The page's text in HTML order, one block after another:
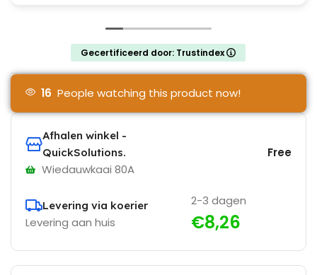
Gecertificeerd door: Trustindex
16 People watching this product now!
Afhalen winkel -
QuickSolutions.
Wiedauwkaai 80A
Free
Levering via koerier
Levering aan huis
2-3 dagen
€8,26